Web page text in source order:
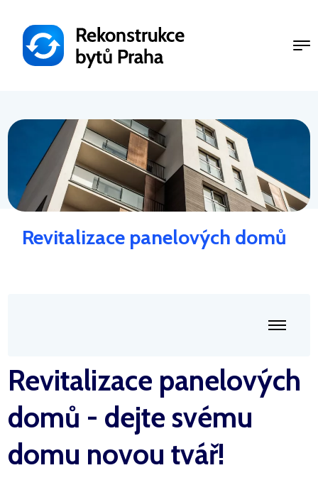
hlavnímu
obsahu
Revitalizace panelových domů
Revitalizace panelových
domů - dejte svému
domu novou tvář!